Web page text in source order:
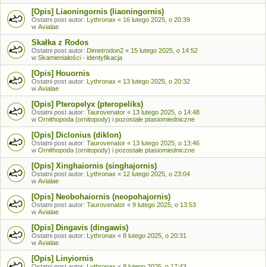
[Opis] Liaoningornis (liaoningornis)
Ostatni post autor: Lythronax « 16 lutego 2025, o 20:39
w Avialae
Skałka z Rodos
Ostatni post autor: Dimetrodon2 « 15 lutego 2025, o 14:52
w Skamieniałości - identyfikacja
[Opis] Houornis
Ostatni post autor: Lythronax « 13 lutego 2025, o 20:32
w Avialae
[Opis] Pteropelyx (pteropeliks)
Ostatni post autor: Taurovenator « 13 lutego 2025, o 14:48
w Ornithopoda (ornitopody) i pozostałe ptasiomiedniczne
[Opis] Diclonius (diklon)
Ostatni post autor: Taurovenator « 13 lutego 2025, o 13:46
w Ornithopoda (ornitopody) i pozostałe ptasiomiedniczne
[Opis] Xinghaiornis (singhajornis)
Ostatni post autor: Lythronax « 12 lutego 2025, o 23:04
w Avialae
[Opis] Neobohaiornis (neopohajornis)
Ostatni post autor: Taurovenator « 9 lutego 2025, o 13:53
w Avialae
[Opis] Dingavis (dingawis)
Ostatni post autor: Lythronax « 8 lutego 2025, o 20:31
w Avialae
[Opis] Linyiornis